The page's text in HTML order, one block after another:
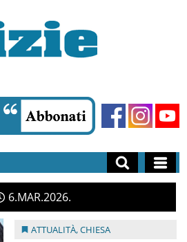
6 MAR 2026
ATTUALITÀ,CHIESA